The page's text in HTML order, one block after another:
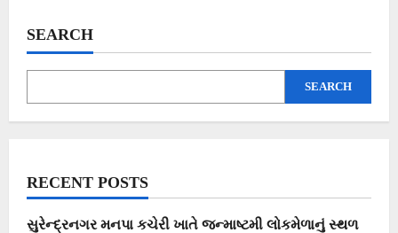
અમાસનો
સંયોગ…
છે
SEARCH
SEARCH
RECENT POSTS
સુરેન્દ્રનગર મનપા કચેરી ખાતે જન્માષ્ટમી લોકમેળાનું સ્થળ